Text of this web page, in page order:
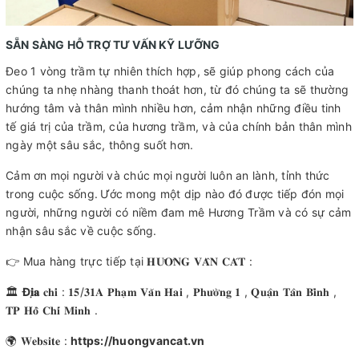
SẴN SÀNG HỖ TRỢ TƯ VẤN KỸ LƯỠNG
Đeo 1 vòng trầm tự nhiên thích hợp, sẽ giúp phong cách của
chúng ta nhẹ nhàng thanh thoát hơn, từ đó chúng ta sẽ thường
hướng tâm và thân mình nhiều hơn, cảm nhận những điều tinh
tế giá trị của trầm, của hương trầm, và của chính bản thân mình
ngày một sâu sắc, thông suốt hơn.
Cảm ơn mọi người và chúc mọi người luôn an lành, tỉnh thức
trong cuộc sống. Ước mong một dịp nào đó được tiếp đón mọi
người, những người có niềm đam mê Hương Trầm và có sự cảm
nhận sâu sắc về cuộc sống.
👉 Mua hàng trực tiếp tại 𝐇𝐔̛𝐎̛𝐍𝐆 𝐕𝐀̂𝐍 𝐂𝐀́𝐓 :
🏛Đ𝐢̣𝐚 𝐜𝐡𝐢̉ : 𝟏𝟓/𝟑𝟏𝐀 𝐏𝐡𝐚̣𝐦 𝐕𝐚̆𝐧 𝐇𝐚𝐢 , 𝐏𝐡𝐮̛𝐨̛̀𝐧𝐠 𝟏 , 𝐐𝐮𝐚̣̂𝐧 𝐓𝐚̂𝐧 𝐁𝐢̀𝐧𝐡 ,
𝐓𝐏 𝐇𝐨̂̀ 𝐂𝐡𝐢́ 𝐌𝐢𝐧𝐡 .
🌍 𝐖𝐞𝐛𝐬𝐢𝐭𝐞 : https://huongvancat.vn